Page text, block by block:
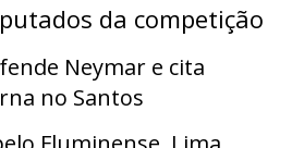
da competição
Neymar e cita
no Santos